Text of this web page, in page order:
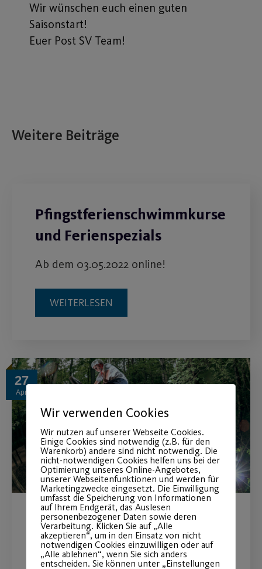
Wir wünschen euch einen guten
Saisonstart!
Euer Post SV Team!
Weitere Beiträge
Pfingstferienschwimmkurse
und Ferienspezials
Ab dem 03.05.2022 online!
WEITERLESEN
27
Apr.
Willkommen „Zabo-Trails“!
Der Post SV ist um eine ganz spezielle
Wir verwenden Cookies
Wir nutzen auf unserer Webseite Cookies.
Einige Cookies sind notwendig (z.B. für den
Warenkorb) andere sind nicht notwendig. Die
nicht-notwendigen Cookies helfen uns bei der
Optimierung unseres Online-Angebotes,
unserer Webseitenfunktionen und werden für
Marketingzwecke eingesetzt. Die Einwilligung
umfasst die Speicherung von Informationen
auf Ihrem Endgerät, das Auslesen
personenbezogener Daten sowie deren
Verarbeitung. Klicken Sie auf „Alle
akzeptieren“, um in den Einsatz von nicht
notwendigen Cookies einzuwilligen oder auf
„Alle ablehnen“, wenn Sie sich anders
entscheiden. Sie können unter „Einstellungen